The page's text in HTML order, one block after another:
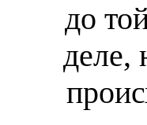
до
деле,